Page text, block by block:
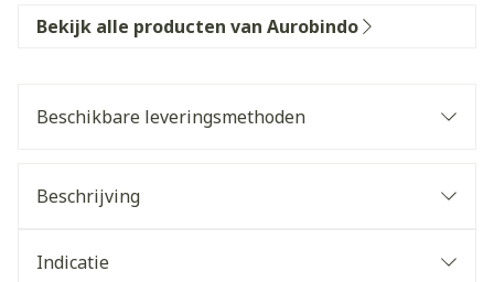
Bekijk alle producten van Aurobindo
Beschikbare leveringsmethoden
Beschrijving
Indicatie